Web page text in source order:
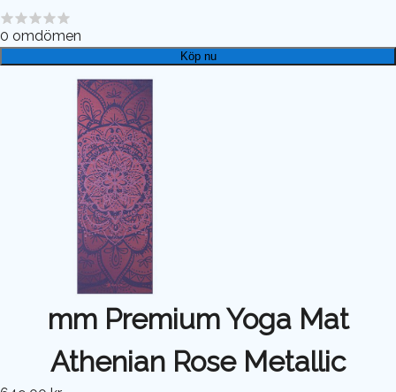
0 omdömen
Köp nu
mm Premium Yoga Mat
Athenian Rose Metallic